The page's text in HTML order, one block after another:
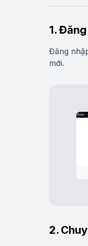
1.
Đăng
mới.
2.